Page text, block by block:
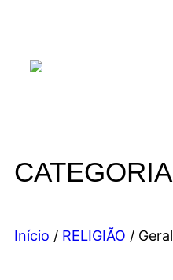
CATEGORIA
Início / RELIGIÃO / Geral